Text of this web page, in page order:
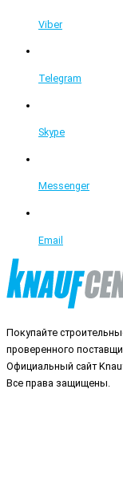
Viber
Telegram
Skype
Messenger
Email
Покупайте
проверенного
Официальный сайт
Все права защищены.